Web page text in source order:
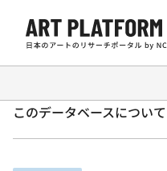
全国美術館収蔵
このデータベースについて